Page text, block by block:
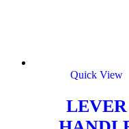
Quick View
LEVER